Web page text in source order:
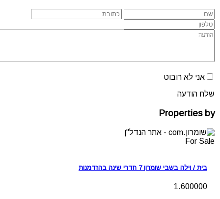
אני לא רובוט
שלח הודעה
Properties by
For Sale
בית / וילה בשבי שומרון 7 חדרי שינה בהזדמנות
1.600000